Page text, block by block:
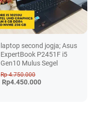
laptop second jogja; Asus
ExpertBook P2451F i5
Gen10 Mulus Segel
Rp 4.750.000
Rp4.450.000